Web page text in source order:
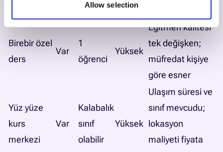
Allow selection
Birebir özel
ders
Var
1
öğrenci
Yüksek
Eğitmen kalitesi
tek değişken;
müfredat kişiye
göre esner
Yüz yüze
kurs
merkezi
Var
Kalabalık
sınıf
olabilir
Yüksek
Ulaşım süresi ve
sınıf mevcudu;
lokasyon
maliyeti fiyata